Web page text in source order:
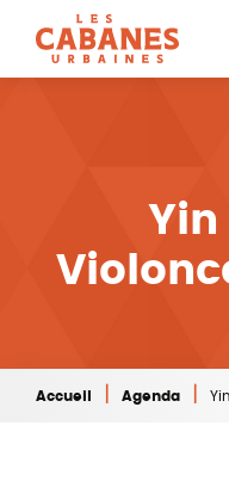
Yin
Accueil Agenda